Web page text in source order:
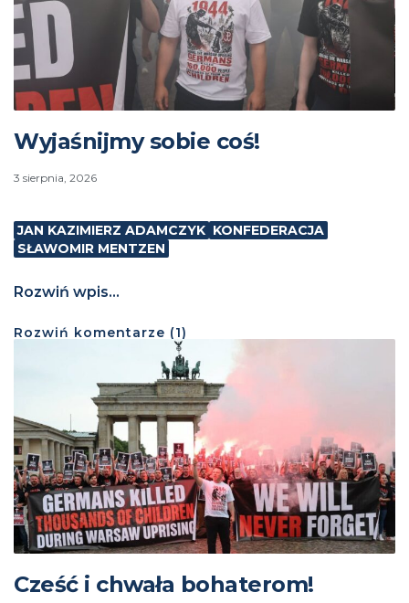
Wyjaśnijmy sobie coś!
3 sierpnia, 2026
JAN KAZIMIERZ ADAMCZYK KONFEDERACJA
SŁAWOMIR MENTZEN
Rozwiń wpis...
Rozwiń komentarze (1)
Cześć i chwała bohaterom!